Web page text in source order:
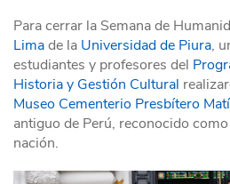
Para cerrar la Semana de
Limade la Universidad de Piura,
estudiantes y profesores del
Historia y Gestión Cultural
Museo Cementerio Presbítero
antiguo de Perú, reconocido
nación.